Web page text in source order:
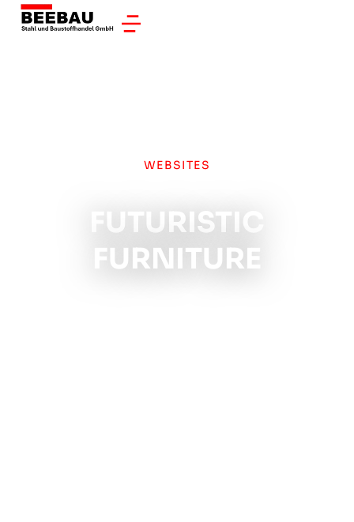
WEBSITES
FUTURISTIC
FURNITURE